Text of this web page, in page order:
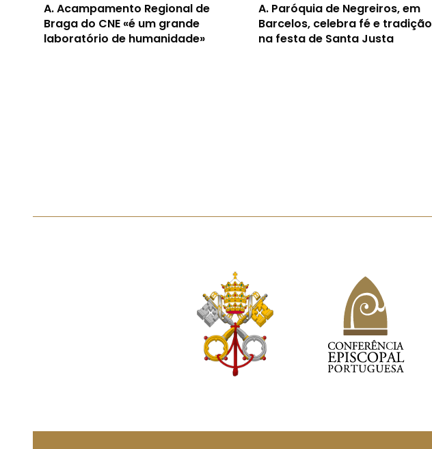
A.Acampamento Regional de
Braga do CNE «é um grande
laboratório de humanidade»
A. Paróquia de Negreiros, em
Barcelos, celebra fé e tradição
na festa de Santa Justa